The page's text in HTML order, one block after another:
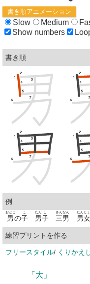
書き順アニメーション
Slow Medium
Show numbers
書き順
例
男
おとこ
の子
こ
男
だん
子
し
三
さん
男
なん
男
だん
女
じょ
練習プリントを作る
フリースタイル/ くりかえ
「大」